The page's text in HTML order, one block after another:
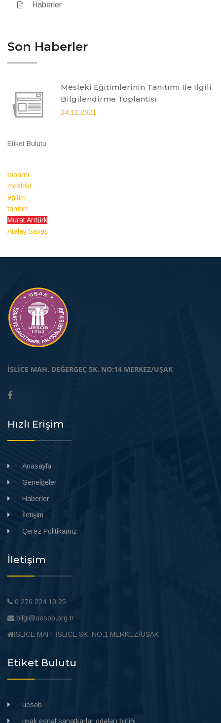
Haberler
Son Haberler
Mesleki Eğitimlerinin Tanıtımı Ile Ilgili
Bilgilendirme Toplantısı
24.12.2021
Etiket Bulutu
topantı
mesleki
eğitim
tanıtım
Murat Arıtürk
Atalay Savaş
İSLİCE MAH. DEĞERGEÇ SK. NO:14 MERKEZ/UŞAK
Hızlı Erişim
Anasayfa
Genelgeler
Haberler
İletişim
Çerez Politikamız
İletişim
0 276 224 10 25
bilgi@uesob.org.tr
İSLİCE MAH. İSLİCE SK. NO:1 MERKEZ/UŞAK
Etiket Bulutu
uesob
uşak esnaf sanatkarlar odaları birliği